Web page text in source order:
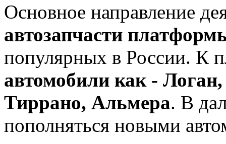
Основное направление
автозапчасти
популярных в России. К
автомобили как -
Тиррано, Альмера. В
пополняться новыми